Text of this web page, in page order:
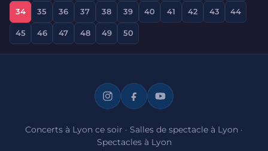
34 35 36 37 38 39 40 41 42 43 44
45 46 47 48 49 50
Concerts à Lyon ce soir · Salles de spectacle à Lyon ·
Spectacles à Lyon